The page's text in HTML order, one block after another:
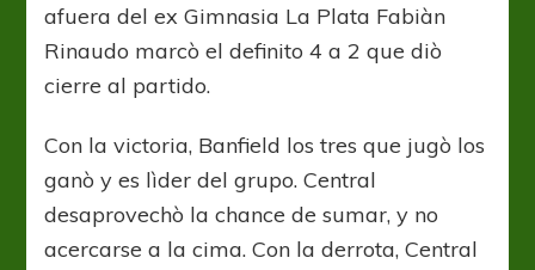
afuera del ex Gimnasia La Plata Fabiàn
Rinaudo marcò el definito 4 a 2 que diò
cierre al partido.
Con la victoria, Banfield los tres que jugò los
ganò y es lìder del grupo. Central
desaprovechò la chance de sumar, y no
acercarse a la cima. Con la derrota, Central